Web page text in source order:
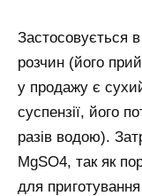
Застосовується
розчин (його
у продажу є
суспензії, його
разів водою).
MgSO4, так як
для